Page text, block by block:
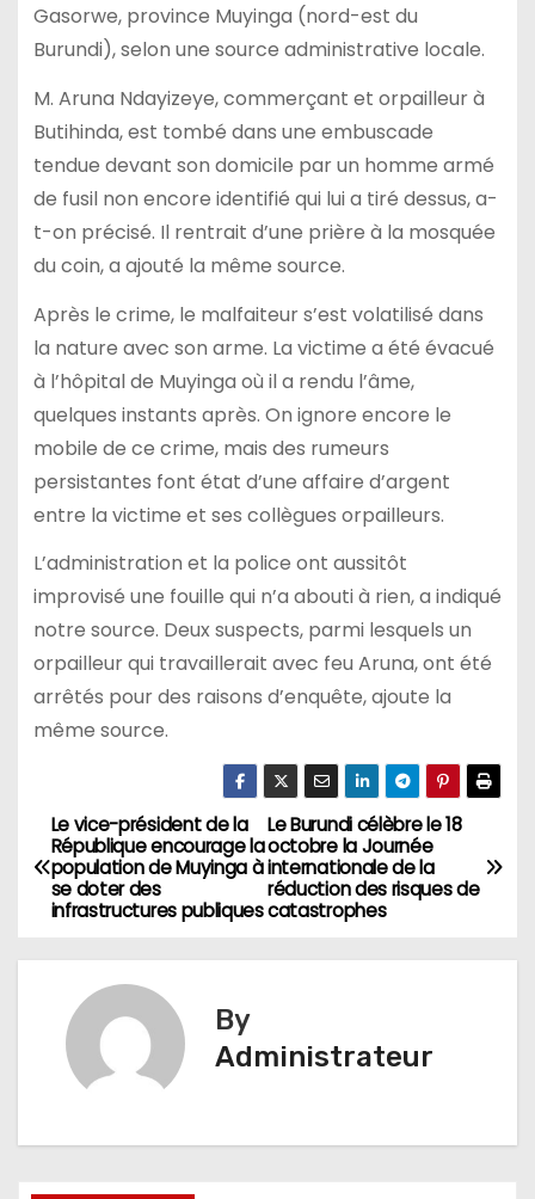
Gasorwe, province Muyinga (nord-est du
Burundi), selon une source administrative locale.
M. Aruna Ndayizeye, commerçant et orpailleur à
Butihinda, est tombé dans une embuscade
tendue devant son domicile par un homme armé
de fusil non encore identifié qui lui a tiré dessus, a-
t-on précisé. Il rentrait d’une prière à la mosquée
du coin, a ajouté la même source.
Après le crime, le malfaiteur s’est volatilisé dans
la nature avec son arme. La victime a été évacué
à l’hôpital de Muyinga où il a rendu l’âme,
quelques instants après. On ignore encore le
mobile de ce crime, mais des rumeurs
persistantes font état d’une affaire d’argent
entre la victime et ses collègues orpailleurs.
L’administration et la police ont aussitôt
improvisé une fouille qui n’a abouti à rien, a indiqué
notre source. Deux suspects, parmi lesquels un
orpailleur qui travaillerait avec feu Aruna, ont été
arrêtés pour des raisons d’enquête, ajoute la
même source.
Navigation
de
Le Burundi célèbre le 18
octobre la Journée
internationale de la
réduction des risques de
catastrophes
Le vice-président de la
République encourage la
population de Muyinga à
se doter des
infrastructures publiques
By
Administrateur